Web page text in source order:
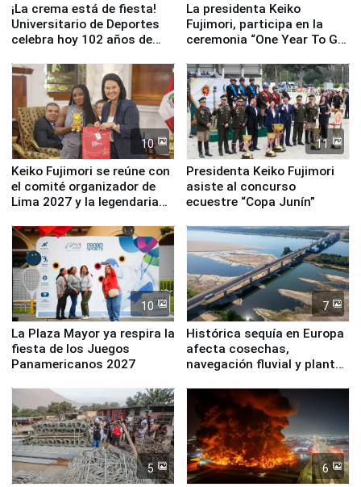
¡La crema está de fiesta!
Universitario de Deportes
celebra hoy 102 años de
La presidenta Keiko
Fujimori, participa en la
ceremonia “One Year To Go
10
Keiko Fujimori se reúne con
el comité organizador de
Lima 2027 y la legendaria
11
Presidenta Keiko Fujimori
asiste al concurso
ecuestre “Copa Junín”
10
La Plaza Mayor ya respira la
fiesta de los Juegos
Panamericanos 2027
7
Histórica sequía en Europa
afecta cosechas,
navegación fluvial y plantas
5 6